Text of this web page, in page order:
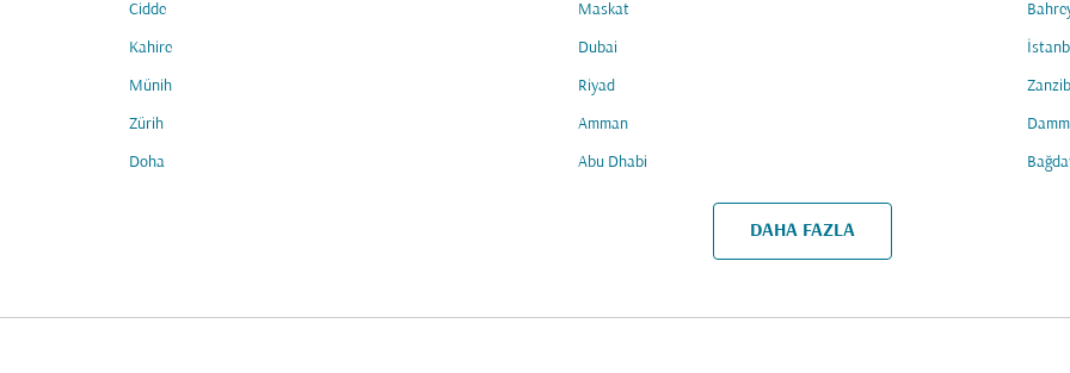
Cidde Maskat
Kahire Dubai
Münih Riyad
Zürih Amman
Doha Abu Dhabi
DAHA FAZLA